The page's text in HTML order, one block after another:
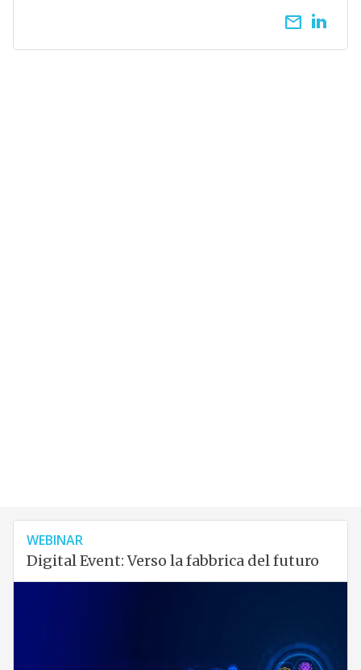
email
WEBINAR
Digital Event: Verso la fabbrica del futuro